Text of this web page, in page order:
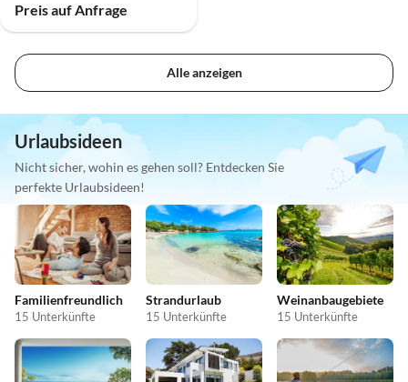
Preis auf Anfrage
Alle anzeigen
Urlaubsideen
Nicht sicher, wohin es gehen soll? Entdecken Sie
perfekte Urlaubsideen!
Familienfreundlich
15 Unterkünfte
Strandurlaub
15 Unterkünfte
Weinanbaugebiete
15 Unterkünfte